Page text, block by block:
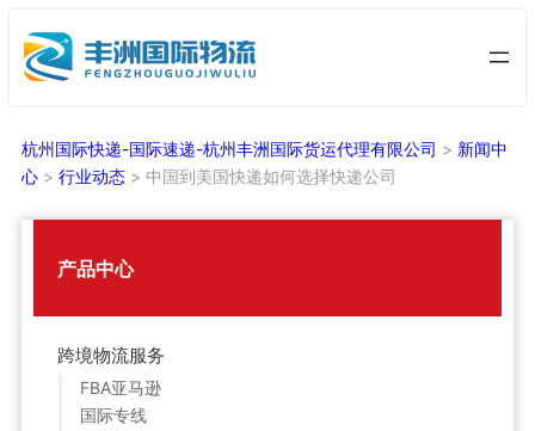
至
杭州国际快递-国际速递-杭州丰洲国际货运代理有限公司 > 新闻中
心 > 行业动态 > 中国到美国快递如何选择快递公司
产品中心
跨境物流服务
FBA亚马逊
国际专线